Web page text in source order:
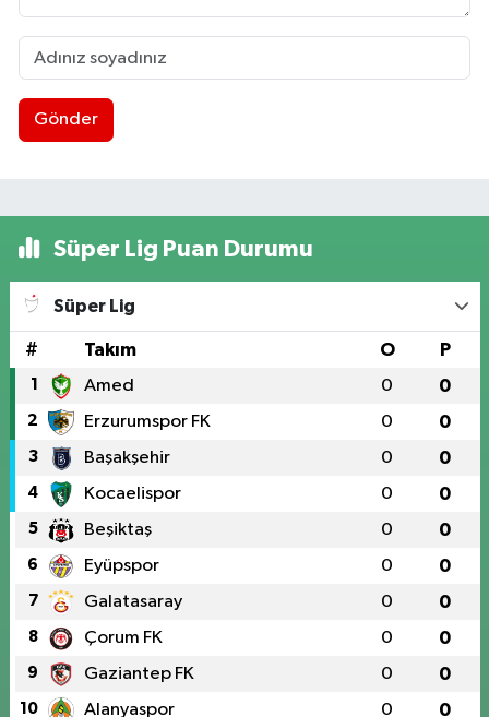
Gönder
Süper Lig Puan Durumu
Süper Lig
# Takım O P
1 Amed 0 0
2 Erzurumspor FK 0 0
3 Başakşehir 0 0
4 Kocaelispor 0 0
5 Beşiktaş 0 0
6 Eyüpspor 0 0
7 Galatasaray 0 0
8 Çorum FK 0 0
9 Gaziantep FK 0 0
10 Alanyaspor 0 0